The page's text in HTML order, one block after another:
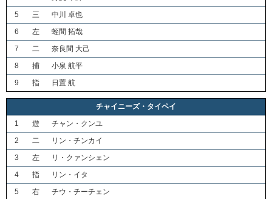
5
三
中川 卓也
6
左
蛭間 拓哉
7
二
奈良間 大己
8
捕
小泉 航平
9
指 日置 航
チャイニーズ・タイペイ
1
遊
チャン・クンユ
2
二
リン・チンカイ
3
左
リ・クァンシェン
4
指
リン・イタ
5
右
チウ・チーチェン